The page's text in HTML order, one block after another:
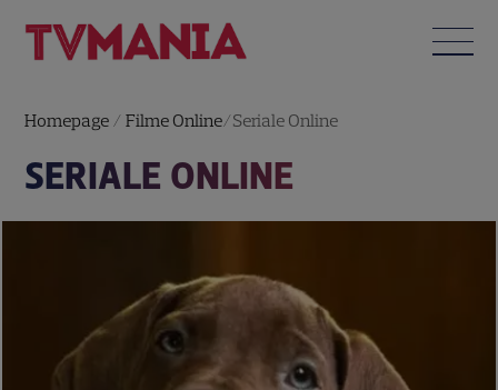
Homepage /Filme Online/Seriale Online
SERIALE ONLINE